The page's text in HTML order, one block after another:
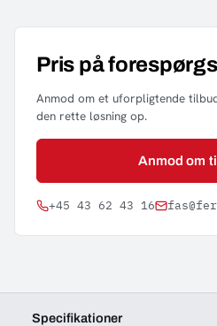
Pris på
Anmod om et uforpligtende
den rette løsning op.
Anmod om
+45 43 62 43 16
Specifikationer